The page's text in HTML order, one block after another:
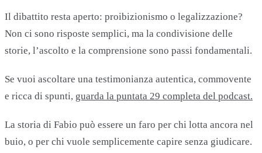
Il dibattito resta aperto: proibizionismo o legalizzazione?
Non ci sono risposte semplici, ma la condivisione delle
storie, l’ascolto e la comprensione sono passi fondamentali.
Se vuoi ascoltare una testimonianza autentica, commovente
e ricca di spunti, guarda la puntata 29 completa del podcast.
La storia di Fabio può essere un faro per chi lotta ancora nel
buio, o per chi vuole semplicemente capire senza giudicare.